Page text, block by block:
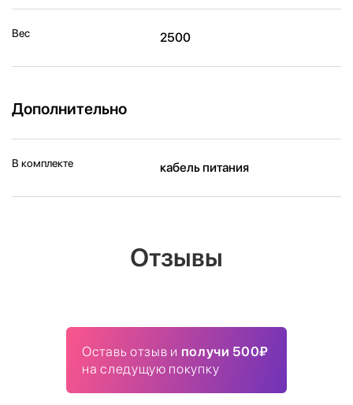
Вес 2500
Дополнительно
В комплекте кабель питания
Отзывы
Оставь отзыв и получи 500₽
на следущую покупку